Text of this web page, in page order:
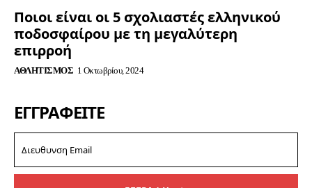
Ποιοι είναι οι 5 σχολιαστές ελληνικού
ποδοσφαίρου με τη μεγαλύτερη
επιρροή
ΑΘΛΗΤΙΣΜΌΣ 1 Οκτωβρίου, 2024
ΕΓΓΡΑΦΕΊΤΕ